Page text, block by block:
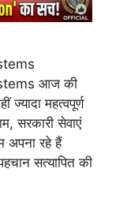
आज की
महत्वपूर्ण
सरकारी सेवाएं
अपना रहे हैं
सत्यापित की